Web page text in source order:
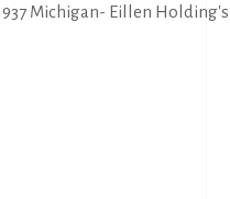
Michigan- Eillen